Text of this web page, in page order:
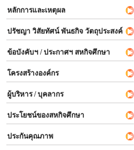
หลักการและเหตุผล
ปรัชญา วิสัยทัศน์ พันธกิจ วัตถุประสงค์
ข้อบังคับฯ / ประกาศฯ สหกิจศึกษา
โครงสร้างองค์กร
ผู้บริหาร / บุคลากร
ประโยชน์ของสหกิจศึกษา
ประกันคุณภาพ